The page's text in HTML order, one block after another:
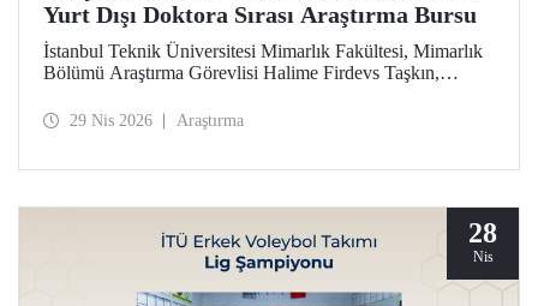
Yurt Dışı Doktora Sırası Araştırma Bursu
İstanbul Teknik Üniversitesi Mimarlık Fakültesi, Mimarlık
Bölümü Araştırma Görevlisi Halime Firdevs Taşkın,
Bursu kapsamında desteklenmeye hak kazandı.
29 Nis 2026 Araştırma
28
Nis